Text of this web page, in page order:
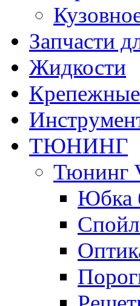
Запчасти
Жидкости
ТЮНИНГ
Тюнинг
Юбка